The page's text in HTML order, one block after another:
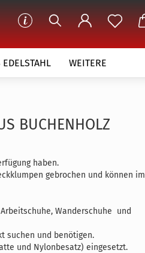
WEITERE
BUCHENHOLZ
haben.
gebrochen und können im
Wanderschuhe und
suchen und benötigen.
und Nylonbesatz) eingesetzt.